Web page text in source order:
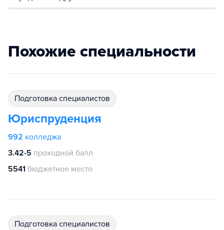
Похожие специальности
подготовка специалистов
Юриспруденция
992 колледжа
3.42-5 проходной балл
5541 бюджетное место
подготовка специалистов